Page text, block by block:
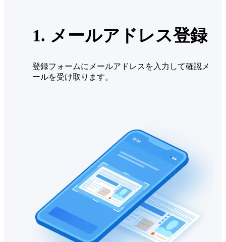
1. メールアドレス登録
登録フォームにメールアドレスを入力して確認メ
ールを受け取ります。